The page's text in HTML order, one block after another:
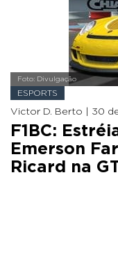
Foto: Divulgação
ESPORTS
Victor D. Berto | 30
F1BC:
Emerson
Ricard na